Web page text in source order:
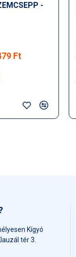
-
Ft
Kígyó
tér 3.